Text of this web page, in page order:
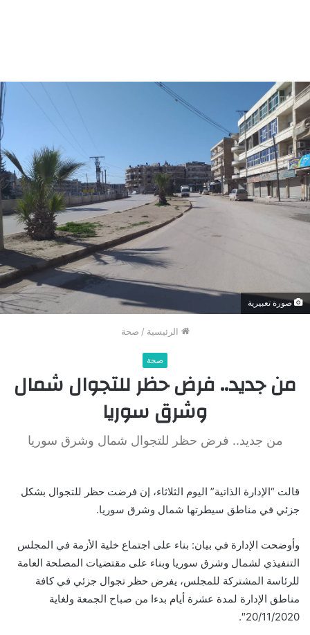
صورة تعبيرية
الرئيسية / صحة
صحة
من جديد.. فرض حظر للتجوال شمال
وشرق سوريا
من جديد.. فرض حظر للتجوال شمال وشرق سوريا
قالت “الإدارة الذاتية” اليوم الثلاثاء، إن فرضت حظر للتجوال بشكل
جزئي في مناطق سيطرتها شمال وشرق سوريا.
وأوضحت الإدارة في بيان: بناء على اجتماع خلية الأزمة في المجلس
التنفيذي لشمال وشرق سوريا وبناء على مقتضيات المصلحة العامة
للرئاسة المشتركة للمجلس، يفرض حظر تجوال جزئي في كافة
مناطق الإدارة لمدة عشرة أيام بدءا من صباح الجمعة ولغاية
20/11/2020″.